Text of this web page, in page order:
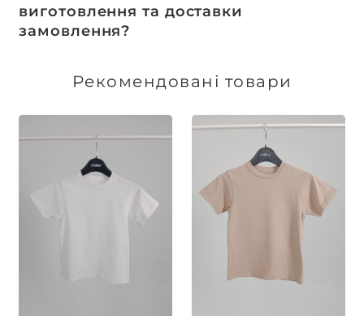
та мерчу під ключ, цей процес включає підбір
тканин, розробку лекал, дизай та
завершується пошиттям готового виробу.
виготовлення та доставки
замовлення?
виготовлення індивідуальних замовлень
Рекомендовані товари